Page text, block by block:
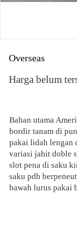
Overseas
Harga belum
Bahan utama
bordir tanam di
pakai lidah lengan
variasi jahit doble
slot pena di saku
saku pdh
bawah lurus pakai